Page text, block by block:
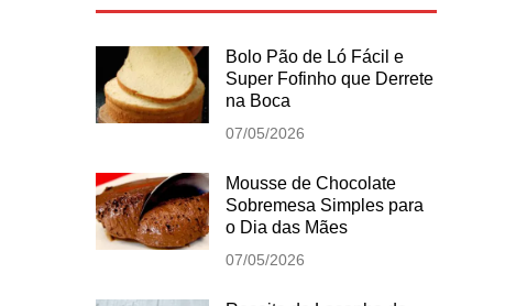
Bolo Pão de Ló Fácil e
Super Fofinho que Derrete
na Boca
07/05/2026
Mousse de Chocolate
Sobremesa Simples para
o Dia das Mães
07/05/2026